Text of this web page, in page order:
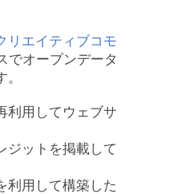
リエイティブコモ
でオープンデータ
利用してウェブサ
ジットを掲載して
利用して構築した